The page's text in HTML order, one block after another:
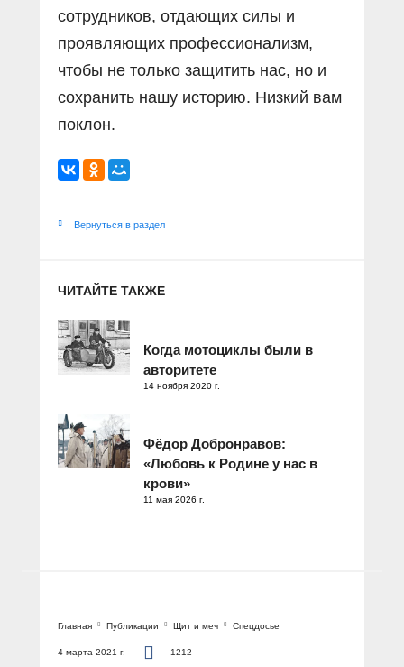
сотрудников, отдающих силы и
проявляющих профессионализм,
чтобы не только защитить нас, но и
сохранить нашу историю. Низкий вам
поклон.
Вернуться в раздел
ЧИТАЙТЕ ТАКЖЕ
Когда мотоциклы были в
авторитете
14 ноября 2020 г.
Фёдор Добронравов:
«Любовь к Родине у нас в
крови»
11 мая 2026 г.
Главная Публикации Щит и меч Спецдосье
4 марта 2021 г. 1212